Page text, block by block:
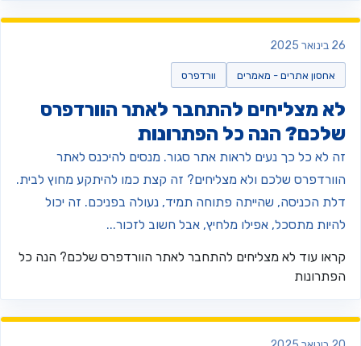
אחסון אתרים - מאמרים וורדפרס
מצליחים להתחבר לאתר הוורדפרס
הנה כל הפתרונות
לא כל כך נעים לראות אתר סגור. מנסים להיכנס לאתר
שלכם ולא מצליחים? זה קצת כמו להיתקע מחוץ לבית.
הכניסה, שהייתה פתוחה תמיד, נעולה בפניכם. זה יכול
מתסכל, אפילו מלחיץ, אבל חשוב לזכור...
עוד לא מצליחים להתחבר לאתר הוורדפרס שלכם? הנה כל